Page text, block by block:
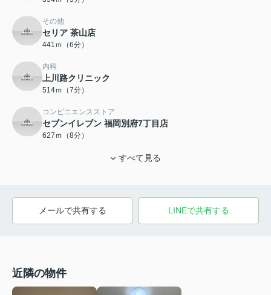
その他
セリア 茶山店
441ｍ（6分）
内科
上川路クリニック
514ｍ（7分）
コンビニエンスストア
セブンイレブン 福岡別府7丁目店
627ｍ（8分）
すべて見る
メールで共有する LINEで共有する
近隣の物件